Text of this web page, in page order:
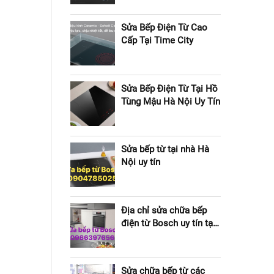
Sửa Bếp Điện Từ Cao
Cấp Tại Time City
Sửa Bếp Điện Từ Tại Hồ
Tùng Mậu Hà Nội Uy Tín
Sửa bếp từ tại nhà Hà
Nội uy tín
Địa chỉ sửa chữa bếp
điện từ Bosch uy tín tại
Sửa chữa bếp từ các